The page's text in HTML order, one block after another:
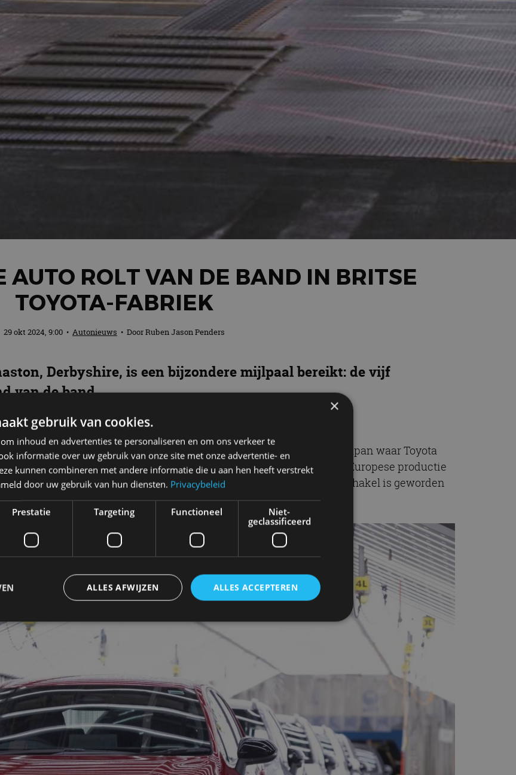
AUTO ROLT VAN DE BAND IN BRITSE
TOYOTA-FABRIEK
29 okt 2024, 9:00 • Autonieuws • DoorRuben Jason Penders
Derbyshire, is een bijzondere mijlpaal bereikt: de vijf
van de band.
GR Sport Hybrid. De fabriek in Burnaston was de eerste buiten Japan waar Toyota
Sinds de oprichting in 1989 is de fabriek een vaste waarde in de Europese productie
euro geïnvesteerd in de faciliteit, waarmee het een belangrijke schakel is geworden
×
gebruik van cookies.
inhoud en advertenties te personaliseren en om ons verkeer te
informatie over uw gebruik van onze site met onze advertentie- en
kunnen combineren met andere informatie die u aan hen heeft verstrekt
door uw gebruik van hun diensten. Privacybeleid
Prestatie Targeting Functioneel
Niet-
geclassificeerd
ALLES ACCEPTEREN
ALLES AFWIJZEN
Targeting Functioneel Niet-geclassificeerd
de kernfunctionaliteiten van de website mogelijk, zoals gebruikersaanmelding en
niet goed worden gebruikt zonder de strikt noodzakelijke cookies.
/
1 jaar
Deze cookie wordt gebruikt door de CloudFlare-service om
vertrouwd webverkeer te identificeren en alle
beveiligingsbeperkingen op basis van het IP-adres van de bezoeker
te omzeilen. Het is essentieel voor het ondersteunen van de
veiligheid van een website functies en in het bieden van
bescherming tegen kwaadaardige bezoekers.